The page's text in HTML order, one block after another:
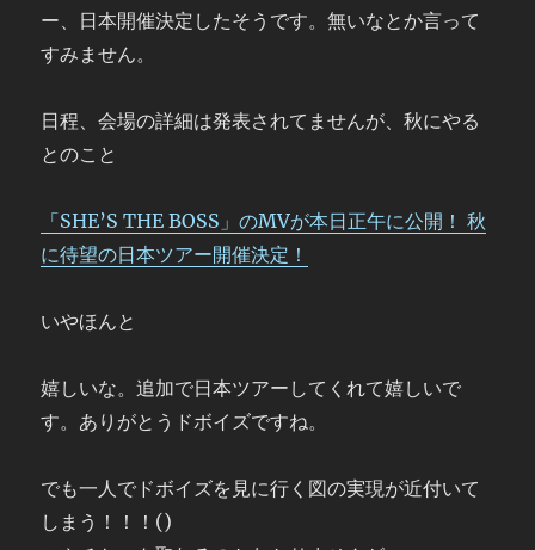
ー、日本開催決定したそうです。無いなとか言って
すみません。
日程、会場の詳細は発表されてませんが、秋にやる
とのこと
「SHE’S THE BOSS」のMVが本日正午に公開！ 秋
に待望の日本ツアー開催決定！
いやほんと
嬉しいな。追加で日本ツアーしてくれて嬉しいで
す。ありがとうドボイズですね。
でも一人でドボイズを見に行く図の実現が近付いて
しまう！！！()